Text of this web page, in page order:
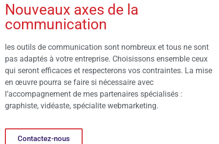
Nouveaux axes de la
communication
les outils de communication sont nombreux et tous ne sont
pas adaptés à votre entreprise. Choisissons ensemble ceux
qui seront efficaces et respecterons vos contraintes. La mise
en œuvre pourra se faire si nécessaire avec
l’accompagnement de mes partenaires spécialisés :
graphiste, vidéaste, spécialite webmarketing.
Contactez-nous